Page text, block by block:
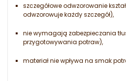
szczegółowe odwzorowanie
odwzorowuje każdy szczegół),
nie wymagają zabezpieczania
przygotowywania potraw),
materiał nie wpływa na smak